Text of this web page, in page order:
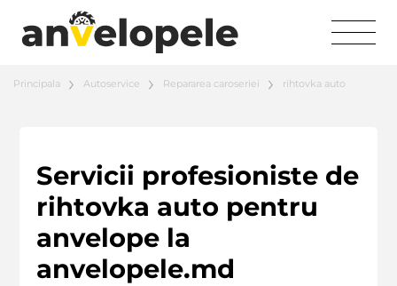
Principala Autoservice Repararea caroseriei rihtovka auto
Servicii profesioniste de
rihtovka auto pentru
anvelope la
anvelopele.md